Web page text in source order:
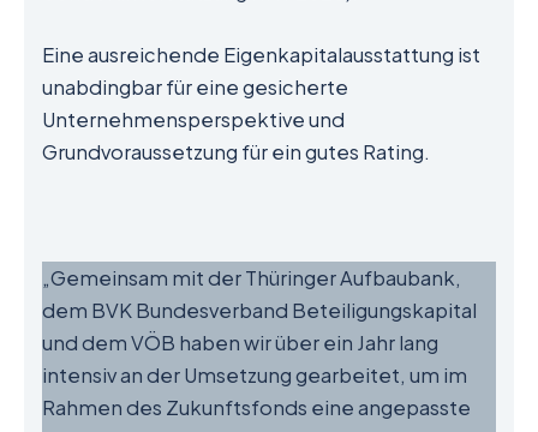
Eine ausreichende Eigenkapitalausstattung ist
unabdingbar für eine gesicherte
Unternehmensperspektive und
Grundvoraussetzung für ein gutes Rating.
„Gemeinsam mit der Thüringer Aufbaubank,
dem BVK Bundesverband Beteiligungskapital
und dem VÖB haben wir über ein Jahr lang
intensiv an der Umsetzung gearbeitet, um im
Rahmen des Zukunftsfonds eine angepasste